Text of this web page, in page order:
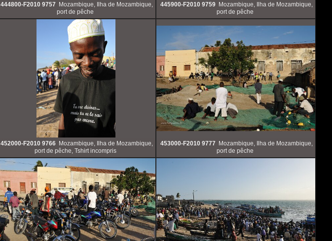
444800-F2010 9757
Mozambique, Ilha de Mozambique,
port de pêche
445900-F2010 9759 Mozambique, Ilha de Mozambique,
port de pêche
452000-F2010 9766 Mozambique, Ilha de Mozambique,
port de pêche, Tshirt incompris
453000-F2010 9777
Mozambique, Ilha de Mozambique,
port de pêche